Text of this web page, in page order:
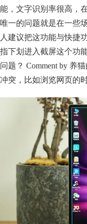
能，文字识别率很高，
唯一的问题就是在一些
人建议把这功能与快捷
指下划进入截屏这个功
问题？ Comment by 养
冲突，比如浏览网页的